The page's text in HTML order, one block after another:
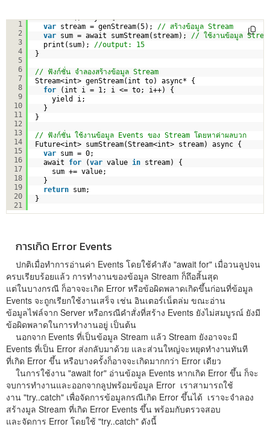
1
2
3
4
5
6
7
8
9
10
11
12
13
14
15
16
17
18
19
20
21
var stream = genStream(5); // สร้างข้อมูล Stream
var sum = await sumStream(stream); // ใช้งานข้อมูล
print(sum); //output: 15
}
// ฟังก์ชั่น จำลองสร้างข้อมูล Stream
Stream<int> genStream(int to) async* {
for
(int i = 1; i <= to; i++) {
yield i;
}
}
// ฟังก์ชั่น ใช้งานข้อมูล Events ของ Stream โดยหาค่าผลบวก
Future<int> sumStream(Stream<int> stream) async {
var sum = 0;
await for (var value in stream) {
sum += value;
}
return sum;
}
การเกิด Error Events
ปกติเมื่อทำการอ่านค่า Events โดยใช้คำสัง "await for" เมื่อวนลูปจน
ครบเรียบร้อยแล้ว การทำงานของข้อมูล Stream ก็ถึอสิ้นสุด
แต่ในบางกรณี ก็อาจจะเกิด Error หรือข้อผิดพลาดเกิดขึ้นก่อนที่ข้อมูล
Events จะถูกเรียกใช้งานเสร็จ เช่น อินเตอร์เน็ตล่ม ขณะอ่าน
ข้อมูลไฟล์จาก Server หรือกรณีคำสั่งที่สร้าง Events ยังไม่สมบูรณ์ ยังมี
ข้อผิดพลาดในการทำงานอยู่ เป็นต้น
นอกจาก Events ที่เป็นข้อมูล Stream แล้ว Stream ยังอาจจะมี
Events ที่เป็น Error ส่งกลับมาด้วย และส่วนใหญ่จะหยุดทำงานทันที
ที่เกิด Error ขึ้น หรือบางครั้งก็อาจจะเกิดมากกว่า Error เดียว
ในการใช้งาน "await for" อ่านข้อมูล Events หากเกิด Error ขึ้น ก็จะ
จบการทำงานและออกจากลูปพร้อมข้อมูล Error เราสามารถใช้
งาน "try..catch" เพื่อจัดการข้อมูลกรณีเกิด Error ขึ้นได้ เราจะจำลอง
สร้างมูล Stream ที่เกิด Error Events ขึ้น พร้อมกับตรวจสอบ
และจัดการ Error โดยใช้ "try..catch" ดังนี้